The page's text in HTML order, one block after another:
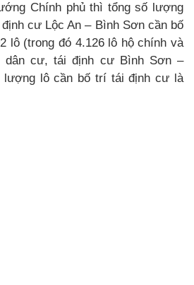
Chính phủ thì tổng số lượng
cư Lộc An – Bình Sơn cần bố
lô (trong đó 4.126 lô hộ chính và
dân cư, tái định cư Bình Sơn –
lượng lô cần bố trí tái định cư là